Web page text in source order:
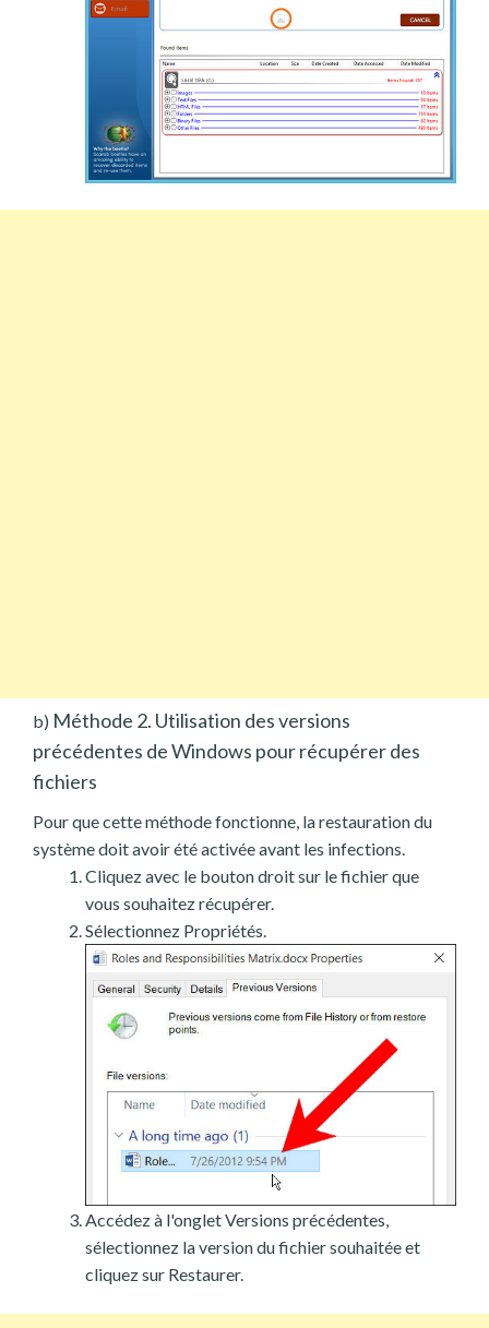
b) Méthode 2. Utilisation des versions
précédentes de Windows pour récupérer des
fichiers
Pour que cette méthode fonctionne, la restauration du
système doit avoir été activée avant les infections.
Cliquez avec le bouton droit sur le fichier que
vous souhaitez récupérer.
Sélectionnez Propriétés.
Accédez à l'onglet Versions précédentes,
sélectionnez la version du fichier souhaitée et
cliquez sur Restaurer.